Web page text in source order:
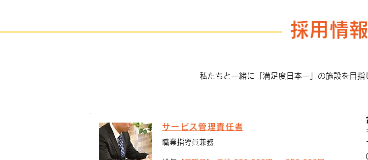
採用情報
私たちと一緒に「満足度日本一」の施設を目
サービス管理責任者
職業指導員兼務